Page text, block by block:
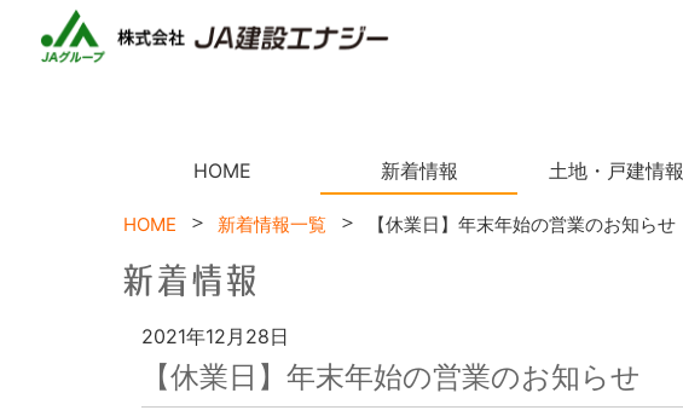
HOME 新着情報 土地・戸建情報
HOME 新着情報一覧 【休業日】年末年始の営業のお知らせ
2021年12月28日
【休業日】年末年始の営業のお知らせ